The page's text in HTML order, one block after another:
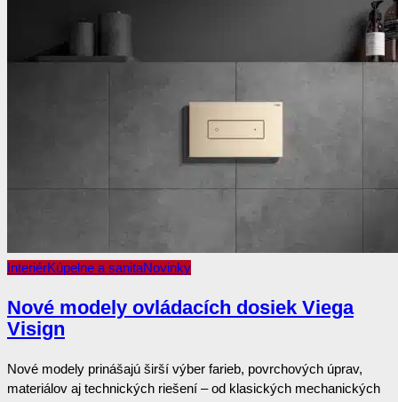
InteriérKúpelne a sanitaNovinky
Nové modely ovládacích dosiek Viega
Visign
Nové modely prinášajú širší výber farieb, povrchových úprav,
materiálov aj technických riešení – od klasických mechanických